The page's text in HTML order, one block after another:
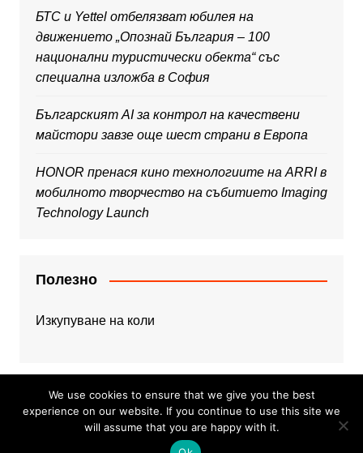
БТС и Yettel отбелязват юбилея на
движението „Опознай България – 100
национални туристически обекта“ със
специална изложба в София
Българският AI за контрол на качествени
майстори завзе още шест страни в Европа
HONOR пренася кино технологиите на ARRI в
мобилното творчество на събитието Imaging
Technology Launch
Полезно
Изкупуване на коли
Copyright © 2026 Web Dojo. All rights reserved.
We use cookies to ensure that we give you the best
experience on our website. If you continue to use this site we
will assume that you are happy with it.